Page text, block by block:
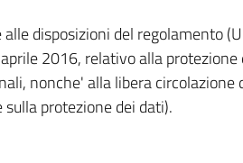
disposizioni del regolamento
2016, relativo alla protezione
nonche' alla libera circolazione
protezione dei dati).